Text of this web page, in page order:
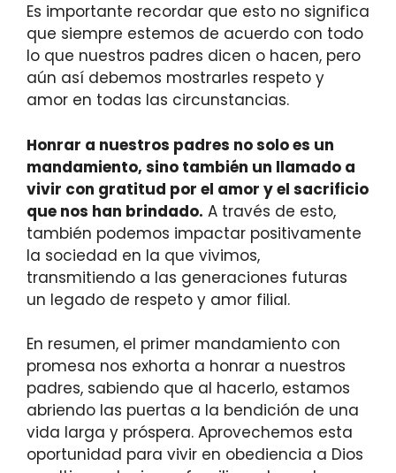
Es importante recordar que esto no significa
que siempre estemos de acuerdo con todo
lo que nuestros padres dicen o hacen, pero
aún así debemos mostrarles respeto y
amor en todas las circunstancias.
Honrar a nuestros padres no solo es un
mandamiento, sino también un llamado a
vivir con gratitud por el amor y el sacrificio
que nos han brindado. A través de esto,
también podemos impactar positivamente
la sociedad en la que vivimos,
transmitiendo a las generaciones futuras
un legado de respeto y amor filial.
En resumen, el primer mandamiento con
promesa nos exhorta a honrar a nuestros
padres, sabiendo que al hacerlo, estamos
abriendo las puertas a la bendición de una
vida larga y próspera. Aprovechemos esta
oportunidad para vivir en obediencia a Dios